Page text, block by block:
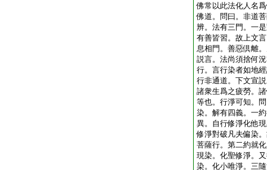
佛常以此法化人名
佛道。問曰。非道
辨。法有三門。一
有善皆習。故上文
息相門。善惡倶離
説言。法尚須捨何
行。言行染者如地
行非通道。下文宣
諸衆生爲之疲勞。
等也。行淨可知。
染。解有四義。一
異。自行修淨化他
修淨對破凡夫偏染
菩薩行。第二約就
現染。化聖修淨。
染。化小唯淨。三